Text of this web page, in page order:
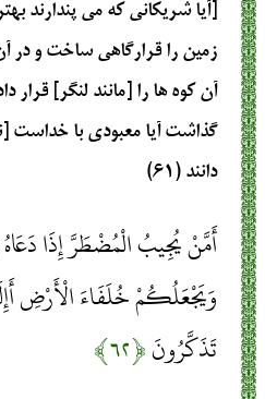
[آيا شريكانى كه مى ‏پندارند
زمين را قرارگاهى ساخت و در
آن كوه ‏ها را [مانند لنگر] قرار
گذاشت آيا معبودى با خداست
دانند (۶۱)
أَمَّنْ يُجِيبُ الْمُضْطَرَّ إِذَا
وَيَجْعَلُكُمْ خُلَفَاءَ الْأَرْضِ
تَذَكَّرُونَ﴿۶۲﴾